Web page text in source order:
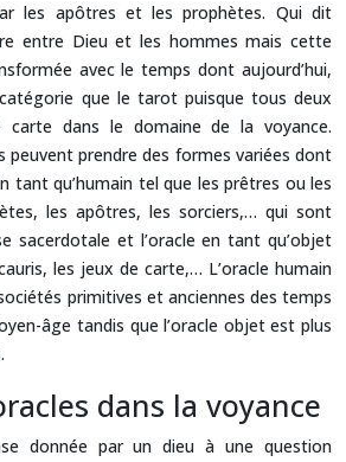
les apôtres et les prophètes. Qui dit
entre Dieu et les hommes mais cette
avec le temps dont aujourd’hui,
que le tarot puisque tous deux
dans le domaine de la voyance.
peuvent prendre des formes variées dont
tant qu’humain tel que les prêtres ou les
les apôtres, les sorciers,… qui sont
sacerdotale et l’oracle en tant qu’objet
les jeux de carte,… L’oracle humain
primitives et anciennes des temps
âge tandis que l’oracle objet est plus
dans la voyance
donnée par un dieu à une question